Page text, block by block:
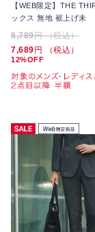
【WEB限定】THE
ックス 無地 裾上げ未
8,789円 （税込）
7,689 円 （税込）
12%OFF